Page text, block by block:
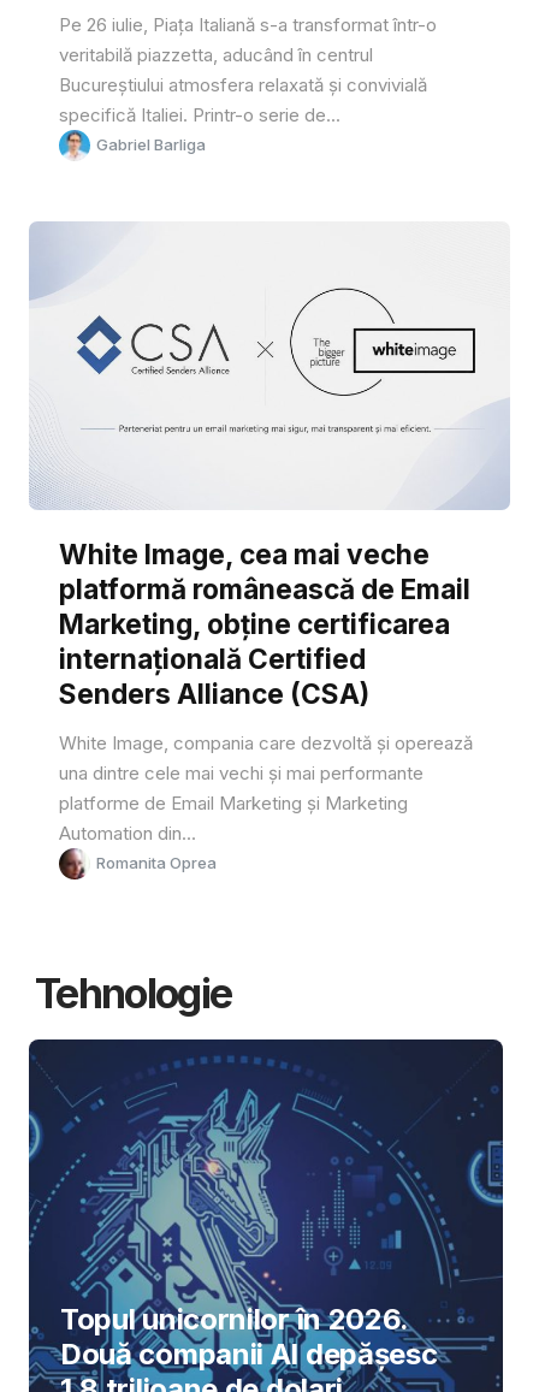
Pe 26 iulie, Piața Italiană s-a transformat într-o
veritabilă piazzetta, aducând în centrul
Bucureștiului atmosfera relaxată și convivială
specifică Italiei. Printr-o serie de...
Gabriel Barliga
White Image, cea mai veche
platformă românească de Email
Marketing, obține certificarea
internațională Certified
Senders Alliance (CSA)
White Image, compania care dezvoltă și operează
una dintre cele mai vechi și mai performante
platforme de Email Marketing și Marketing
Automation din...
Romanita Oprea
Tehnologie
Topul unicornilor în 2026.
Două companii AI depășesc